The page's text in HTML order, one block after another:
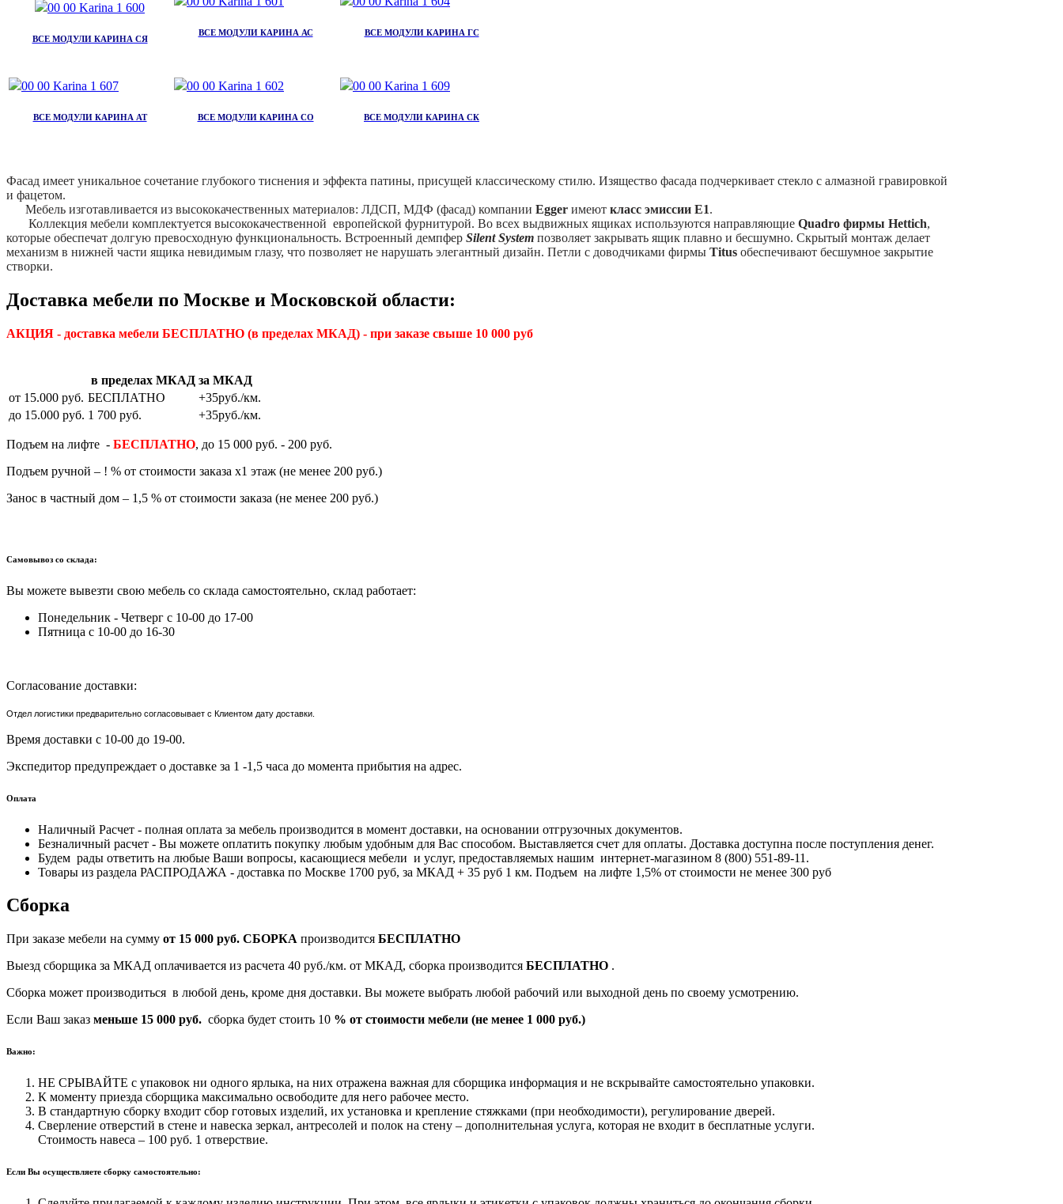
ВСЕ МОДУЛИ КАРИНА СЯ
ВСЕ МОДУЛИ КАРИНА АС ВСЕ МОДУЛИ КАРИНА ГС
ВСЕ МОДУЛИ КАРИНА АТ ВСЕ МОДУЛИ КАРИНА СО ВСЕ МОДУЛИ КАРИНА СК
Фасад имеет уникальное сочетание глубокого тиснения и эффекта патины, присущей классическому стилю. Изящество фасада подчеркивает стекло с алмазной гравировкой
и фацетом.
Мебель изготавливается из высококачественных материалов: ЛДСП, МДФ (фасад) компании Egger имеют класс эмиссии Е1.
Коллекция мебели комплектуется высококачественной европейской фурнитурой. Во всех выдвижных ящиках используются направляющие Quadro фирмы Hettich,
которые обеспечат долгую превосходную функциональность. Встроенный демпфер Silent System позволяет закрывать ящик плавно и бесшумно. Скрытый монтаж делает
механизм в нижней части ящика невидимым глазу, что позволяет не нарушать элегантный дизайн. Петли с доводчиками фирмы Titus обеспечивают бесшумное закрытие
створки.
Доставка мебели по Москве и Московской области:
АКЦИЯ - доставка мебели БЕСПЛАТНО (в пределах МКАД) - при заказе свыше 10 000 руб
в пределах МКАД за МКАД
от 15.000 руб. БЕСПЛАТНО
+35руб./км.
до 15.000 руб. 1 700 руб. +35руб./км.
Подъем на лифте - БЕСПЛАТНО, до 15 000 руб. - 200 руб.
Подъем ручной – ! % от стоимости заказа х1 этаж (не менее 200 руб.)
Занос в частный дом – 1,5 % от стоимости заказа (не менее 200 руб.)
Самовывоз со склада:
Вы можете вывезти свою мебель со склада самостоятельно, склад работает:
Понедельник - Четверг с 10-00 до 17-00
Пятница с 10-00 до 16-30
Согласование доставки:
Отдел логистики предварительно согласовывает с Клиентом дату доставки.
Время доставки с 10-00 до 19-00.
Экспедитор предупреждает о доставке за 1 -1,5 часа до момента прибытия на адрес.
Оплата
Наличный Расчет - полная оплата за мебель производится в момент доставки, на основании отгрузочных документов.
Безналичный расчет - Вы можете оплатить покупку любым удобным для Вас способом. Выставляется счет для оплаты. Доставка доступна после поступления денег.
Будем рады ответить на любые Ваши вопросы, касающиеся мебели и услуг, предоставляемых нашим интернет-магазином 8 (800) 551-89-11.
Товары из раздела РАСПРОДАЖА - доставка по Москве 1700 руб, за МКАД + 35 руб 1 км. Подъем на лифте 1,5% от стоимости не менее 300 руб
Сборка
При заказе мебели на сумму от 15 000 руб. СБОРКА производится БЕСПЛАТНО
Выезд сборщика за МКАД оплачивается из расчета 40 руб./км. от МКАД, сборка производится БЕСПЛАТНО .
Сборка может производиться в любой день, кроме дня доставки. Вы можете выбрать любой рабочий или выходной день по своему усмотрению.
Если Ваш заказ меньше 15 000 руб. сборка будет стоить 10 % от стоимости мебели (не менее 1 000 руб.)
Важно:
НЕ СРЫВАЙТЕ с упаковок ни одного ярлыка, на них отражена важная для сборщика информация и не вскрывайте самостоятельно упаковки.
К моменту приезда сборщика максимально освободите для него рабочее место.
В стандартную сборку входит сбор готовых изделий, их установка и крепление стяжками (при необходимости), регулирование дверей.
Сверление отверстий в стене и навеска зеркал, антресолей и полок на стену – дополнительная услуга, которая не входит в бесплатные услуги.
Стоимость навеса – 100 руб. 1 отверствие.
Если Вы осуществляете сборку самостоятельно: